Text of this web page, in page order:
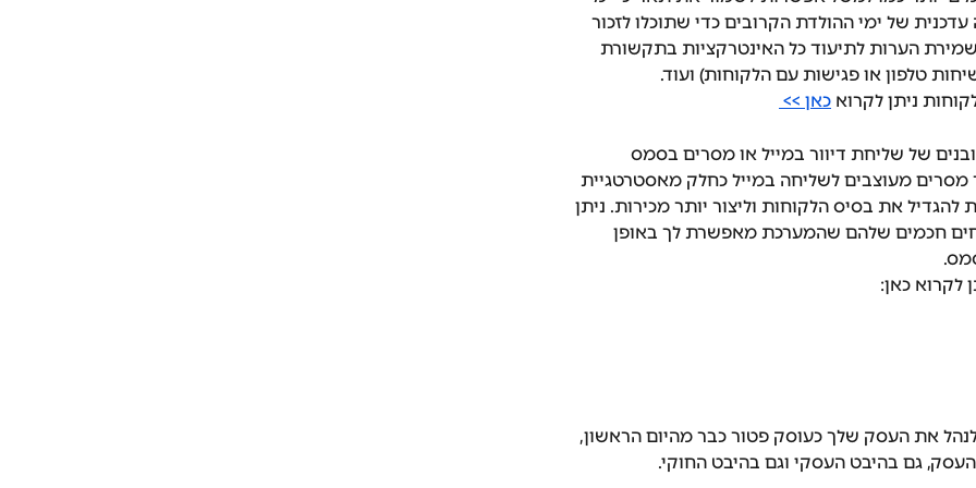
של ימי ההולדת הקרובים כדי שתוכלו לזכור
הערות לתיעוד כל האינטרקציות בתקשורת
טלפון או פגישות עם הלקוחות) ועוד.
ניתן לקרוא כאן >>
של שליחת דיוור במייל או מסרים בסמס
מעוצבים לשליחה במייל כחלק מאסטרטגיית
את בסיס הלקוחות וליצור יותר מכירות. ניתן
חכמים שלהם שהמערכת מאפשרת לך באופן
לקרוא כאן:
את העסק שלך כעוסק פטור כבר מהיום הראשון,
גם בהיבט העסקי וגם בהיבט החוקי.